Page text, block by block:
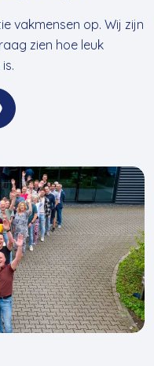
vakmensen op. Wij zijn
zien hoe leuk